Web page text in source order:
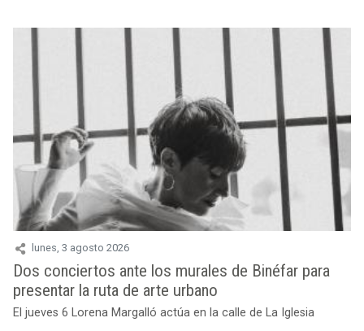
lunes, 3 agosto 2026
Dos conciertos ante los murales de Binéfar para
presentar la ruta de arte urbano
El jueves 6 Lorena Margalló actúa en la calle de La Iglesia